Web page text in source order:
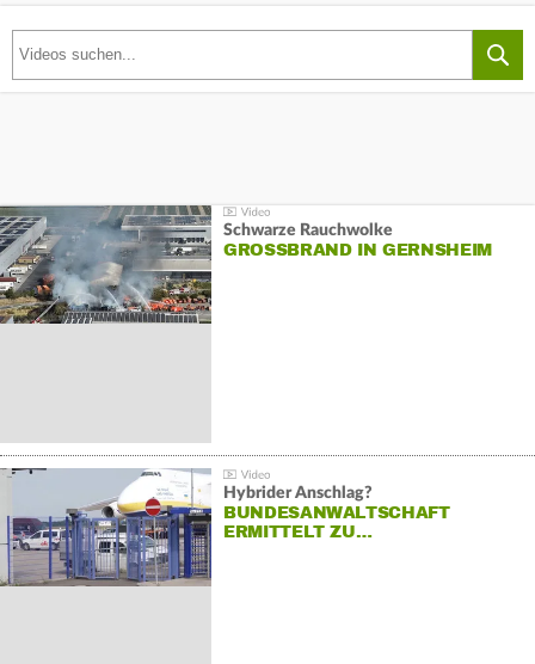
Schwarze Rauchwolke
GROSSBRAND IN GERNSHEIM
Hybrider Anschlag?
BUNDESANWALTSCHAFT
ERMITTELT ZU…